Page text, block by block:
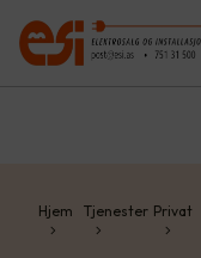
Hjem Tjenester Privat